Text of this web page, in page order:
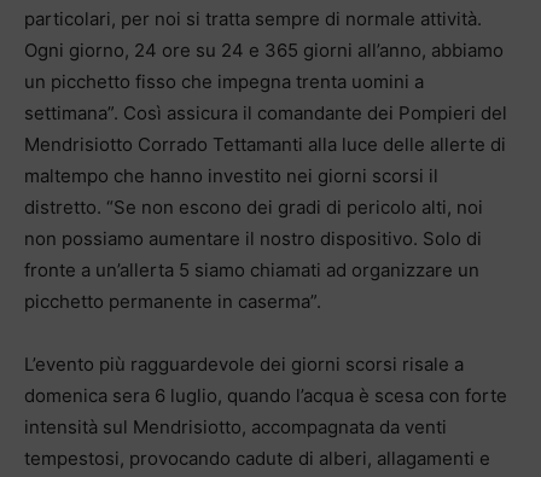
particolari, per noi si tratta sempre di normale attività.
Ogni giorno, 24 ore su 24 e 365 giorni all’anno, abbiamo
un picchetto fisso che impegna trenta uomini a
settimana”. Così assicura il comandante dei Pompieri del
Mendrisiotto Corrado Tettamanti alla luce delle allerte di
maltempo che hanno investito nei giorni scorsi il
distretto. “Se non escono dei gradi di pericolo alti, noi
non possiamo aumentare il nostro dispositivo. Solo di
fronte a un’allerta 5 siamo chiamati ad organizzare un
picchetto permanente in caserma”.
L’evento più ragguardevole dei giorni scorsi risale a
domenica sera 6 luglio, quando l’acqua è scesa con forte
intensità sul Mendrisiotto, accompagnata da venti
tempestosi, provocando cadute di alberi, allagamenti e